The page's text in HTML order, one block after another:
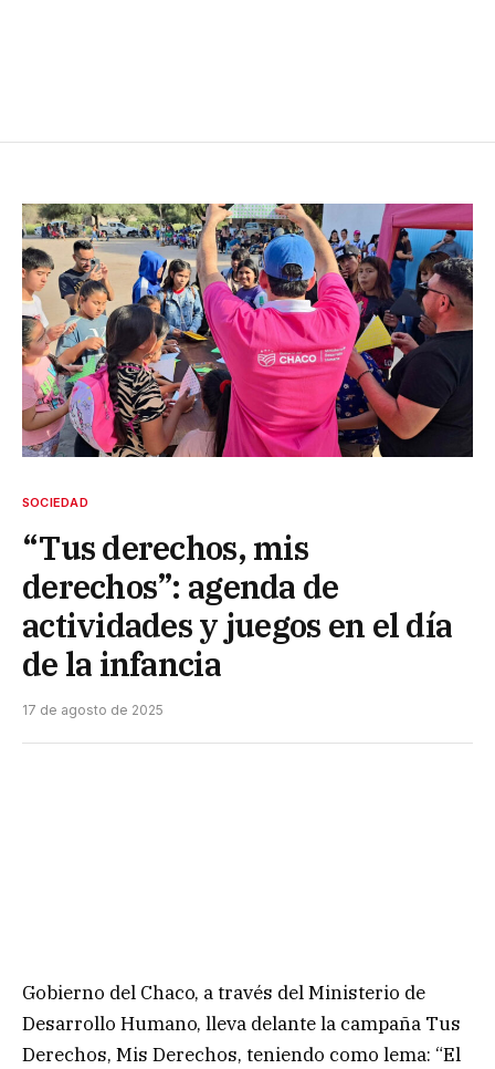
SOCIEDAD
“Tus derechos, mis
derechos”: agenda de
actividades y juegos en el día
de la infancia
17 de agosto de 2025
Gobierno del Chaco, a través del Ministerio de
Desarrollo Humano, lleva delante la campaña Tus
Derechos, Mis Derechos, teniendo como lema: “El